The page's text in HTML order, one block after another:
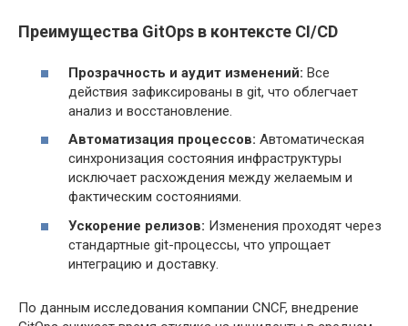
Преимущества GitOps в контексте CI/CD
Прозрачность и аудит изменений: Все
действия зафиксированы в git, что облегчает
анализ и восстановление.
Автоматизация процессов: Автоматическая
синхронизация состояния инфраструктуры
исключает расхождения между желаемым и
фактическим состояниями.
Ускорение релизов: Изменения проходят через
стандартные git-процессы, что упрощает
интеграцию и доставку.
По данным исследования компании CNCF, внедрение